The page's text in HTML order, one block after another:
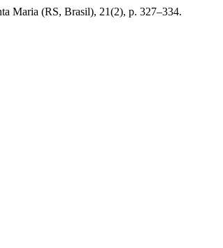
Maria (RS, Brasil), 21(2), p. 327–334.